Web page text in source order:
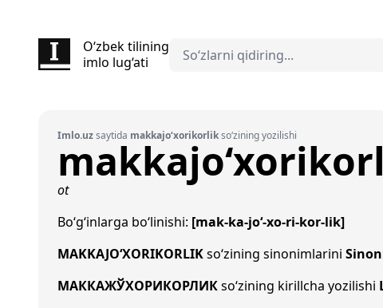
O‘zbek tilining
imlo lug‘ati
Imlo.uzsaytida makkajo‘xorikorlikso‘zining yozilishi
ot
Bo‘g‘inlarga bo‘linishi: [mak-ka-jo‘-xo-ri-kor-lik]
MAKKAJO‘XORIKORLIKso‘zining sinonimlarini
МАККАЖЎХОРИКОРЛИКso‘zining kirillcha yozilishi